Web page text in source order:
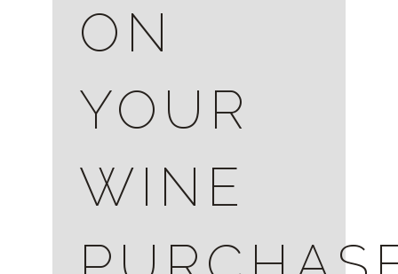
ON
YOUR
WINE